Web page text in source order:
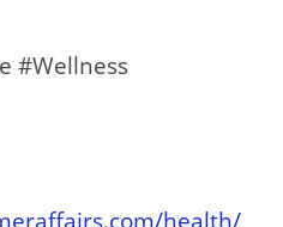
#Wellness
health/